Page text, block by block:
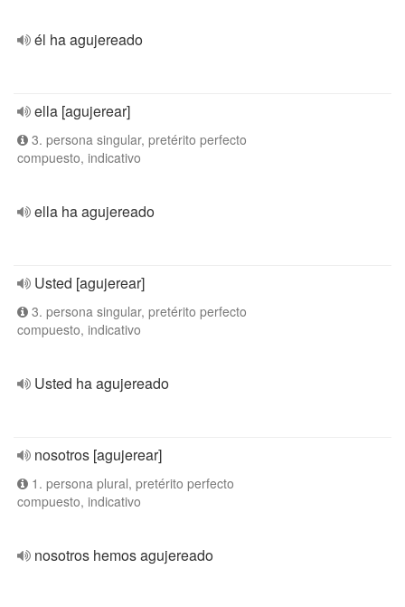
él ha agujereado
ella [agujerear]
3. persona singular, pretérito perfecto
compuesto, indicativo
ella ha agujereado
Usted [agujerear]
3. persona singular, pretérito perfecto
compuesto, indicativo
Usted ha agujereado
nosotros [agujerear]
1. persona plural, pretérito perfecto
compuesto, indicativo
nosotros hemos agujereado